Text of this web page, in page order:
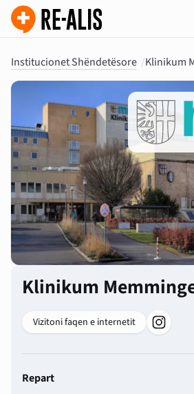
Institucionet Shëndetësore /Klinikum
Klinikum
Vizitoni faqen e internetit
Repart